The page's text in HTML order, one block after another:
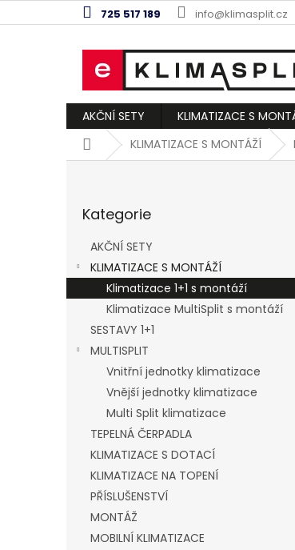
na
725 517 189 info@klimasplit.cz
AKČNÍ SETY KLIMATIZACE S
DomůKLIMATIZACE S MONTÁŽÍ
n
kategorie
Kategorie
AKČNÍ SETY
KLIMATIZACE S MONTÁŽÍ
Klimatizace 1+1 s montáží
Klimatizace MultiSplit s montáží
SESTAVY 1+1
MULTISPLIT
Vnitřní jednotky klimatizace
Vnější jednotky klimatizace
Multi Split klimatizace
TEPELNÁ ČERPADLA
KLIMATIZACE S DOTACÍ
KLIMATIZACE NA TOPENÍ
PŘÍSLUŠENSTVÍ
MONTÁŽ
MOBILNÍ KLIMATIZACE